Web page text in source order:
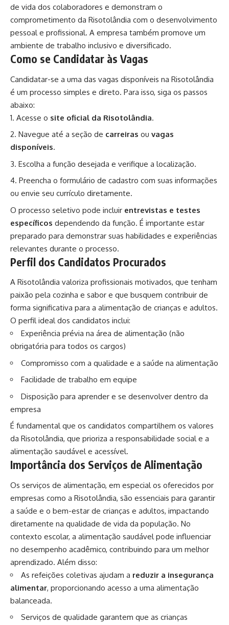
de vida dos colaboradores e demonstram o
comprometimento da Risotolândia com o desenvolvimento
pessoal e profissional. A empresa também promove um
ambiente de trabalho inclusivo e diversificado.
Como se Candidatar às Vagas
Candidatar-se a uma das vagas disponíveis na Risotolândia
é um processo simples e direto. Para isso, siga os passos
abaixo:
Acesse o site oficial da Risotolândia.
Navegue até a seção de carreiras ou vagas
disponíveis.
Escolha a função desejada e verifique a localização.
Preencha o formulário de cadastro com suas informações
ou envie seu currículo diretamente.
O processo seletivo pode incluir entrevistas e testes
específicos dependendo da função. É importante estar
preparado para demonstrar suas habilidades e experiências
relevantes durante o processo.
Perfil dos Candidatos Procurados
A Risotolândia valoriza profissionais motivados, que tenham
paixão pela cozinha e sabor e que busquem contribuir de
forma significativa para a alimentação de crianças e adultos.
O perfil ideal dos candidatos inclui:
Experiência prévia na área de alimentação (não
obrigatória para todos os cargos)
Compromisso com a qualidade e a saúde na alimentação
Facilidade de trabalho em equipe
Disposição para aprender e se desenvolver dentro da
empresa
É fundamental que os candidatos compartilhem os valores
da Risotolândia, que prioriza a responsabilidade social e a
alimentação saudável e acessível.
Importância dos Serviços de Alimentação
Os serviços de alimentação, em especial os oferecidos por
empresas como a Risotolândia, são essenciais para garantir
a saúde e o bem-estar de crianças e adultos, impactando
diretamente na qualidade de vida da população. No
contexto escolar, a alimentação saudável pode influenciar
no desempenho acadêmico, contribuindo para um melhor
aprendizado. Além disso:
As refeições coletivas ajudam a reduzir a insegurança
alimentar, proporcionando acesso a uma alimentação
balanceada.
Serviços de qualidade garantem que as crianças